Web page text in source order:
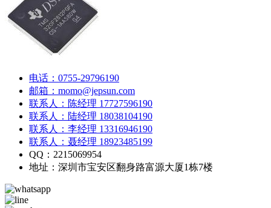
电话：0755-29796190
邮箱：momo@jepsun.com
联系人：陈经理 17727596190
联系人：陆经理 18038104190
联系人：李经理 13316946190
联系人：聂经理 18923485199
QQ：2215069954
地址：深圳市宝安区翻身路富源大厦1栋7楼